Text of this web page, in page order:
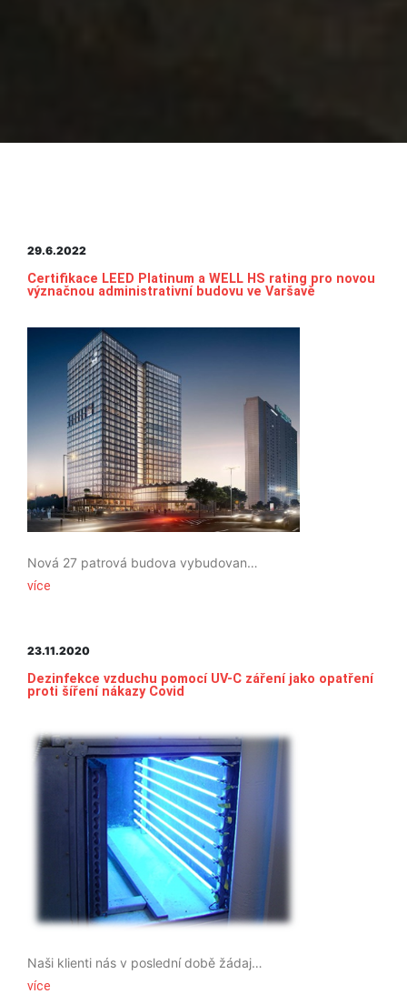
29.6.2022
Certifikace LEED Platinum a WELL HS rating pro novou
význačnou administrativní budovu ve Varšavě
Nová 27 patrová budova vybudovaná společností S+B Gruppe získala certifikaci LEED Platinum a WELL Health&Safety rating. Tato ocenění potvrzují odhodlání celého projektového týmu budovat vysoce kvalitní stavby řadící se k nejlepším svého druhu na světě. Jen 5,6% z celkového počtu 13 754 LEED certifikovaných budov dosáhne na nejvyšší úroveň Platinum.
více
23.11.2020
Dezinfekce vzduchu pomocí UV-C záření jako opatření
proti šíření nákazy Covid
Naši klienti nás v poslední době žádají o rady ohledně opatření proti šíření nákazy Covid včetně dezinfekce vzduchu pomocí UV-C záření. Připravili jsme pro Vás stručný přehled (v angličtině) UV-C technologií a jejich použití s využitím znalostí publikovaných ASHRAE. Máte-li jakékoli otázky ohledně anti-Covid opatření v systémech vzduchotechniky, vytápění a chlazení, neváhejte požádat OPTIMAL o konzultaci.
více